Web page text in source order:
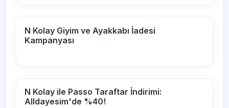
N Kolay Giyim ve Ayakkabı İadesi
Kampanyası
N Kolay ile Passo Taraftar İndirimi:
Alldayesim'de %40!